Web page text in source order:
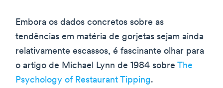
Embora os dados concretos sobre as
tendências em matéria de gorjetas sejam ainda
relativamente escassos, é fascinante olhar para
o artigo de Michael Lynn de 1984 sobre The
Psychology of Restaurant Tipping.